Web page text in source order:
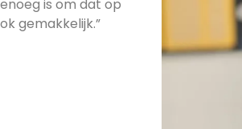
is om dat op
gemakkelijk.”